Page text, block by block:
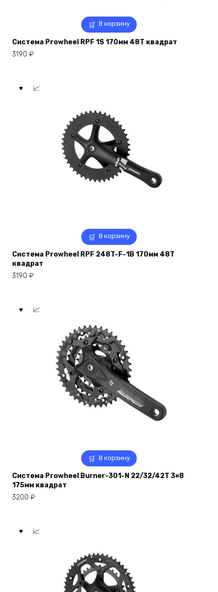
В корзину
Система Prowheel RPF 1S 170мм 48Т квадрат
3190 ₽
В корзину
Система Prowheel RPF 248T-F-1B 170мм 48Т
квадрат
3190 ₽
В корзину
Система Prowheel Burner-301-N 22/32/42T 3×8
175мм квадрат
3200 ₽